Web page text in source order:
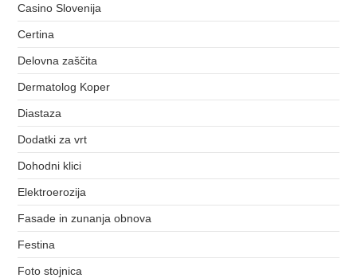
Casino Slovenija
Certina
Delovna zaščita
Dermatolog Koper
Diastaza
Dodatki za vrt
Dohodni klici
Elektroerozija
Fasade in zunanja obnova
Festina
Foto stojnica